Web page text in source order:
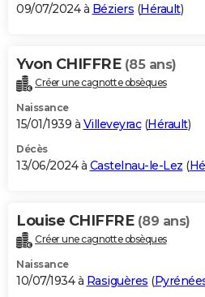
09/07/2024 à Béziers (Hérault)
Yvon CHIFFRE (85 ans)
Créer une cagnotte obsèques
Naissance
15/01/1939 à Villeveyrac(Hérault)
Décès
13/06/2024 à Castelnau-le-Lez (
Louise CHIFFRE (89 ans)
Créer une cagnotte obsèques
Naissance
10/07/1934 à Rasiguères (